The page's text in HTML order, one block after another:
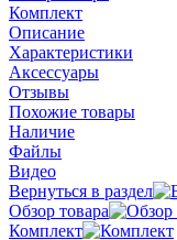
Комплект
Описание
Характеристики
Аксессуары
Отзывы
Похожие товары
Наличие
Файлы
Видео
Вернуться в раздел
Обзор товара
Комплект